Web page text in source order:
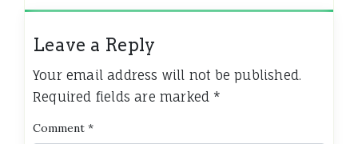
Leave a Reply
Your email address will not be published.
Required fields are marked *
Comment *